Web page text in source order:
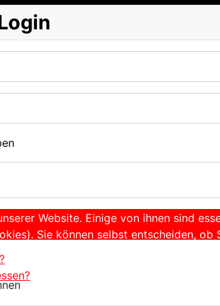
Website. Einige von ihnen sind
Sie können selbst entscheiden,
Verfügung stehen.